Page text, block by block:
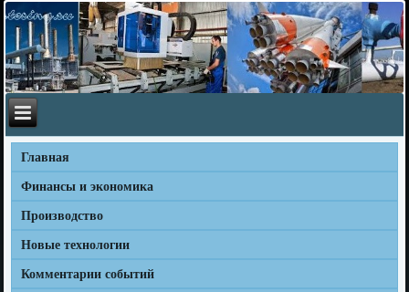
Главная
Финансы и экономика
Производство
Новые технологии
Комментарии событий